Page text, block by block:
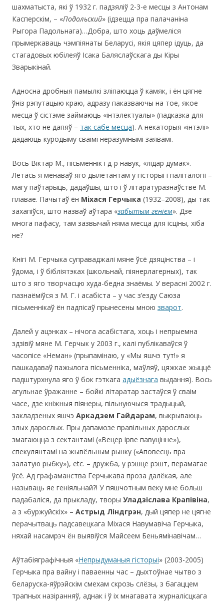
шахматыста, які ў 1932 г. падзяліў 2-3-е месцы з Антонам
Касперскім, – «Подольский» (ідзецца пра палачаніна
Рыгора Падольнага)…Добра, што хоць даўмеліся
прымеркаваць чэмпіянаты Беларусі, якія цяпер ідуць, да
стагадовых юбілеяў Ісака Баляслаўскага ды Кіры
Зварыкінай.
Адносна дробныя памылкі зліпаюцца ў камяк, і ён цягне
ўніз рэпутацыю краю, адразу паказваючы на тое, якое
месца ў сістэме займаюць «інтэлектуалы» (падказка для
тых, хто не дапяў – так сабе месца). А некаторыя «інтэлі»
дадаюць куродыму сваімі неразумнымі заявамі.
Вось Віктар М., пісьменнік і д-р навук, «лідар думак».
Летась я менаваў яго дылетантам у гісторыі і паліталогіі –
магу паўтарыць, дадаўшы, што і ў літаратуразнаўстве М.
плавае. Пачытаў ён Міхася Герчыка (1932–2008), ды так
захапіўся, што назваў аўтара «забытым геніем». Дзе
многа пафасу, там зазвычай няма месца для ісціны, хіба
не?
Кнігі М. Герчыка суправаджалі мяне ўсё дзяцінства – і
ўдома, і ў бібліятэках (школьнай, піянерлагерных), так
што з яго творчасцю худа-бедна знаёмы. У верасні 2002 г.
пазнаёміўся з М. Г. і асабіста – у час з’езду Саюза
пісьменнікаў ён падпісаў прынесены мною зварот.
Далей у ацэнках – нічога асабістага, хоць і непрыемна
здзівіў мяне М. Герчык у 2003 г., калі публікаваўся ў
часопісе «Неман» (прыпамінаю, у «Мы яшчэ тут!» я
пашкадаваў пажылога пісьменніка, маўляў, цяжкае жыццё
падштурхнула яго ў бок гэткага адыёзнага выдання). Вось
агульнае ўражанне – бойкі літаратар застаўся ў сваім
часе, дзе кніжныя піянеры, пільнуючыся традыцый,
закладзеных яшчэ Аркадзем Гайдарам, выкрываюць
злых дарослых. Пры дапамозе правільных дарослых
змагаюцца з сектантамі («Вецер ірве павуцінне»),
спекулянтамі на жывёльным рынку («Аповесць пра
залатую рыбку»), еtc. – дружба, у рэшце рэшт, перамагае
ўсё. Ад графаманства Герчыкава проза далёкая, але
называць яе геніяльнай?! У пяшчотным веку мне больш
падабаліся, да прыкладу, творы Уладзіслава Крапівіна,
а з «буржуйскіх» – Астрыд Ліндгрэн, дый цяпер не цягне
перачытваць падсавецкага Міхася Навумавіча Герчыка,
няхай насамрэч ён выявіўся Майсеем Беньямінавічам…
Аўтабіяграфічныя «Непрыдуманыя гісторыі» (2003-2005)
Герчыка пра вайну і паваенны час – дыхтоўнае чытво з
беларуска-яўрэйскім смехам скрозь слёзы, з багаццем
трапных назіранняў, аднак і ў іх мнагавата журналісцкага